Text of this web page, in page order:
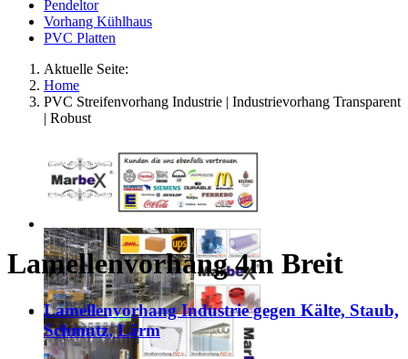
Pendeltor
Vorhang Kühlhaus
PVC Platten
Aktuelle Seite:
Home
PVC Streifenvorhang Industrie | Industrievorhang Transparent
| Robust
Lamellenvorhang 4m Breit
Lamellenvorhang Industrie gegen Kälte, Staub,
Schmutz, Lärm